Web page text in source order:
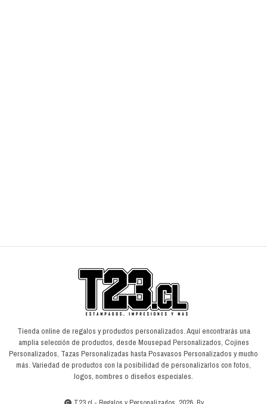
Tienda online de regalos y productos personalizados. Aquí encontrarás una
amplia selección de productos, desde Mousepad Personalizados, Cojines
Personalizados, Tazas Personalizadas hasta Posavasos Personalizados y mucho
más. Variedad de productos con la posibilidad de personalizarlos con fotos,
logos, nombres o diseños especiales.